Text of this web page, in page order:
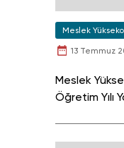
Meslek
13 Temmuz
Meslek
Öğretim Yılı